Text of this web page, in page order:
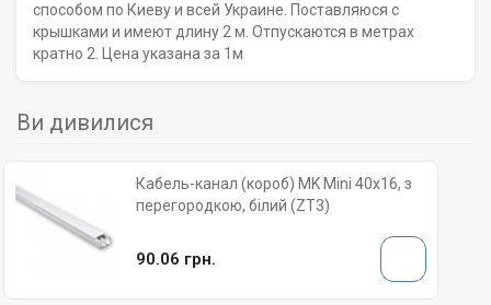
способом по Киеву и всей Украине. Поставляюся с
крышками и имеют длину 2 м. Отпускаются в метрах
кратно 2. Цена указана за 1м
Ви дивилися
Кабель-канал (короб) MK Mini 40х16, з
перегородкою, білий (ZT3)
90.06 грн.